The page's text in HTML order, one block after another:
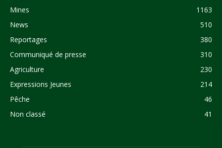
Mines
1163
News
510
Reportages
380
Communiqué de presse
310
Agriculture
230
Expressions Jeunes
214
Pêche
46
Non classé
41